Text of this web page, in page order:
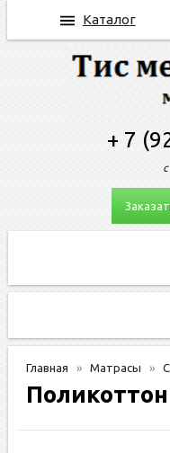
+ 7
Главная Матрасы
Каталог